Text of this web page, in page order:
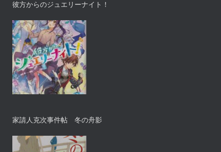
彼方からのジュエリーナイト！
家請人克次事件帖 冬の舟影